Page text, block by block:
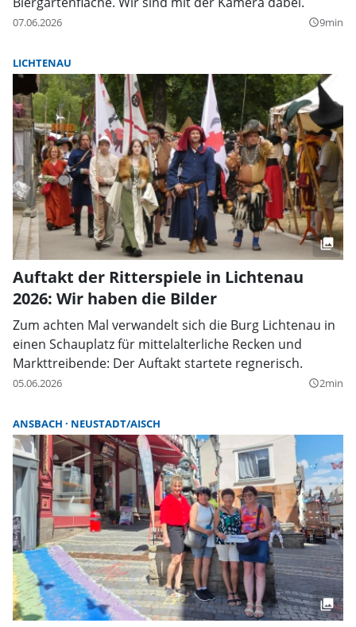
07.06.2026 query_builder9min
LICHTENAU
Auftakt der Ritterspiele in Lichtenau
2026: Wir haben die Bilder
Zum achten Mal verwandelt sich die Burg Lichtenau in
einen Schauplatz für mittelalterliche Recken und
Markttreibende: Der Auftakt startete regnerisch.
05.06.2026 query_builder2min
ANSBACH NEUSTADT/AISCH